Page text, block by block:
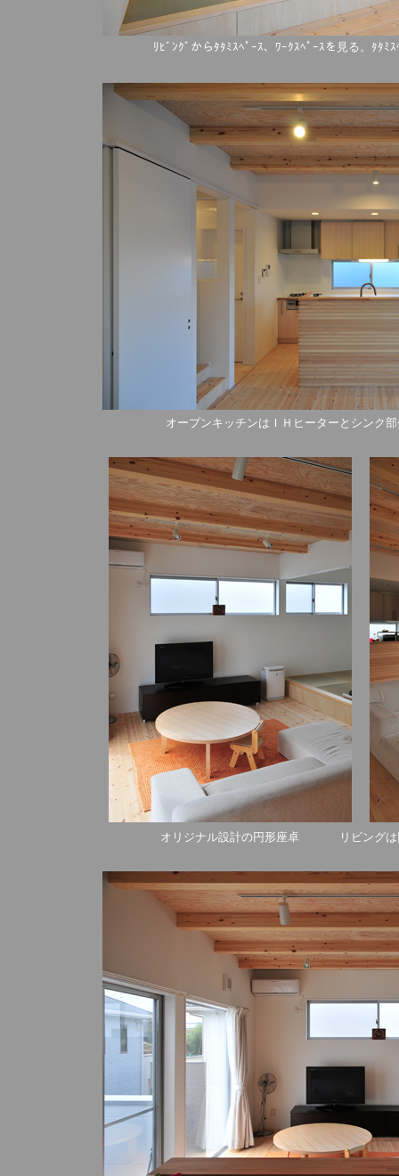
ﾘﾋﾞﾝｸﾞからﾀﾀﾐｽﾍﾟｰｽ、ﾜｰｸｽﾍﾟｰｽを見る。ﾀﾀﾐ
オープンキッチンはＩＨヒーターとシンク
オリジナル設計の円形座卓 リビングは円形